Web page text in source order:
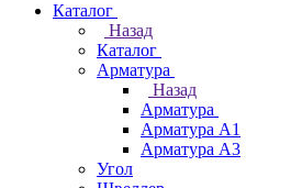
Каталог
Назад
Каталог
Арматура
Назад
Арматура
Арматура А1
Арматура А3
Угол